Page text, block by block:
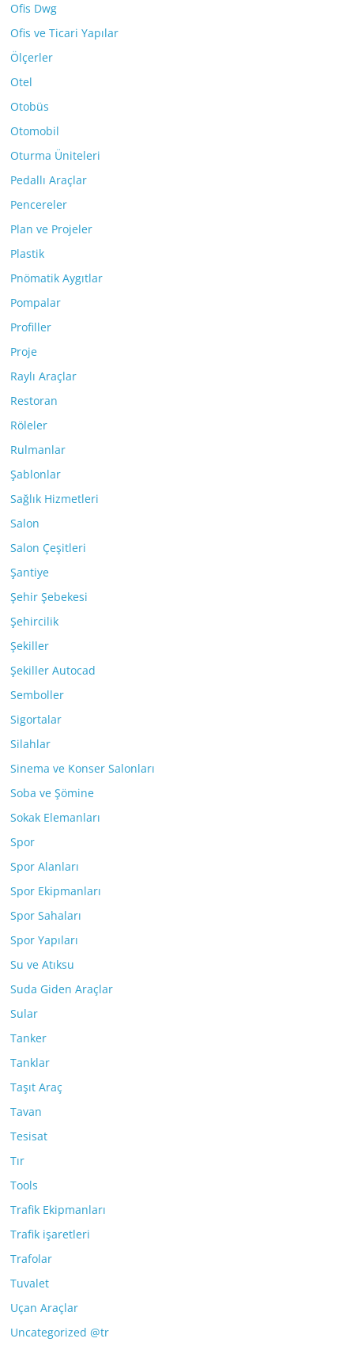
Ofis Dwg
Ofis ve Ticari Yapılar
Ölçerler
Otel
Otobüs
Otomobil
Oturma Üniteleri
Pedallı Araçlar
Pencereler
Plan ve Projeler
Plastik
Pnömatik Aygıtlar
Pompalar
Profiller
Proje
Raylı Araçlar
Restoran
Röleler
Rulmanlar
Şablonlar
Sağlık Hizmetleri
Salon
Salon Çeşitleri
Şantiye
Şehir Şebekesi
Şehircilik
Şekiller
Şekiller Autocad
Semboller
Sigortalar
Silahlar
Sinema ve Konser Salonları
Soba ve Şömine
Sokak Elemanları
Spor
Spor Alanları
Spor Ekipmanları
Spor Sahaları
Spor Yapıları
Su ve Atıksu
Suda Giden Araçlar
Sular
Tanker
Tanklar
Taşıt Araç
Tavan
Tesisat
Tır
Tools
Trafik Ekipmanları
Trafik işaretleri
Trafolar
Tuvalet
Uçan Araçlar
Uncategorized @tr